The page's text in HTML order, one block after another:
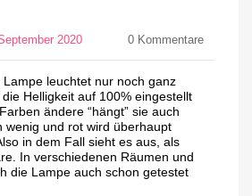
2020 0 Kommentare
Lampe leuchtet nur noch ganz
Helligkeit auf 100% eingestellt
ändere “hängt” sie auch
wenig und rot wird überhaupt
in dem Fall sieht es aus, als
In verschiedenen Räumen und
die Lampe auch schon getestet